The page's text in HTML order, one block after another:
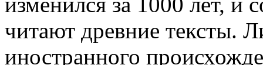
читают древние тексты.
иностранного